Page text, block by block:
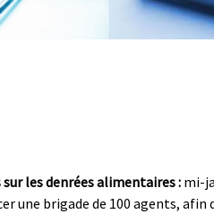
les denrées alimentaires : mi-
une brigade de 100 agents,